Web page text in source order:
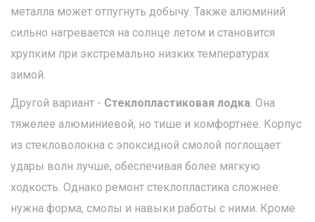
металла может отпугнуть добычу. Также алюминий
сильно нагревается на солнце летом и становится
хрупким при экстремально низких температурах
зимой.
Другой вариант - Стеклопластиковая лодка. Она
тяжелее алюминиевой, но тише и комфортнее. Корпус
из стекловолокна с эпоксидной смолой поглощает
удары волн лучше, обеспечивая более мягкую
ходкость. Однако ремонт стеклопластика сложнее:
нужна форма, смолы и навыки работы с ними. Кроме